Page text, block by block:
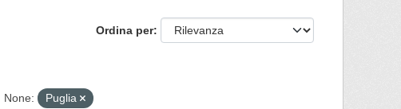
Ordina per
None: Puglia